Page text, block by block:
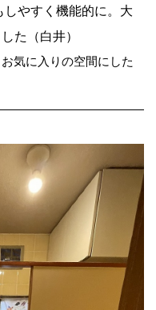
やすく機能的に。大
た（白井）
気に入りの空間にした